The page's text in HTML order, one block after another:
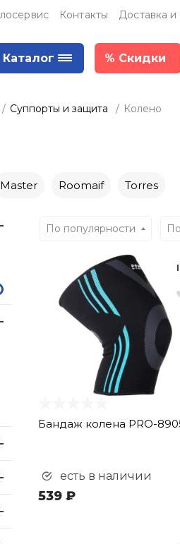
Контакты Доставка и
Каталог % Скидки
Суппорты и защита Колено
Master Roomaif Torres
По популярности
Бандаж колена PRO-
есть в наличии
539 ₽